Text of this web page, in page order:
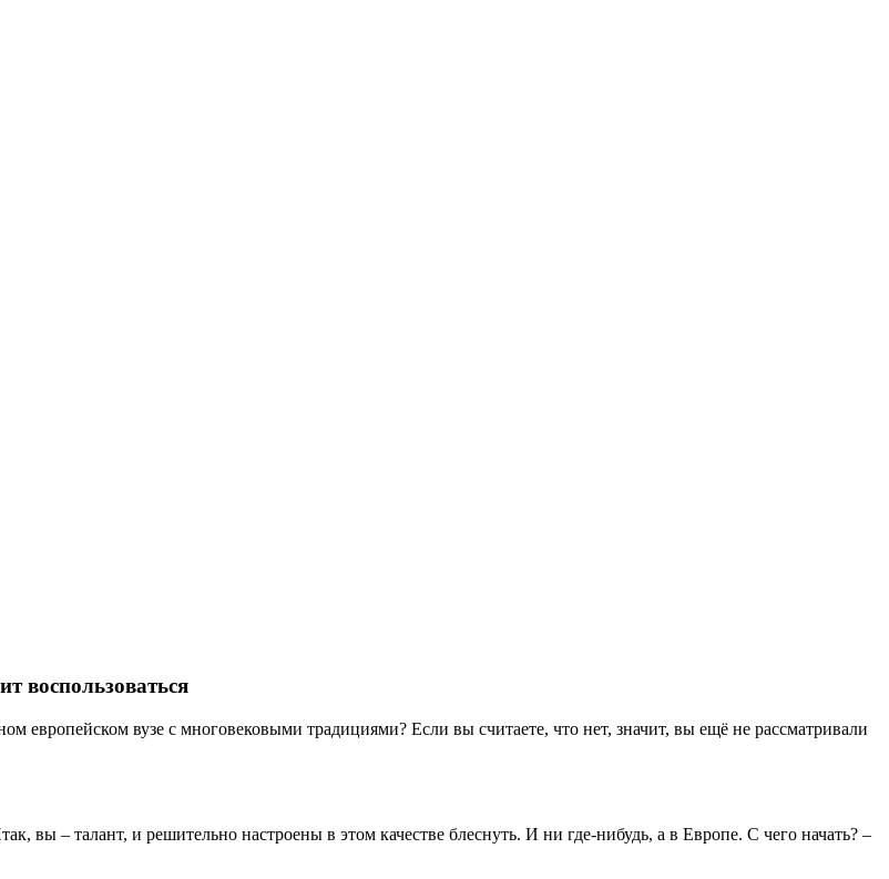
воспользоваться
европейском вузе с многовековыми традициями? Если вы считаете, что нет, значит, вы ещё не рассматривали
вы – талант, и решительно настроены в этом качестве блеснуть. И ни где-нибудь, а в Европе. С чего начать? –